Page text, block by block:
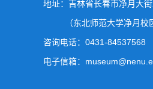
地址：吉林省长春市净月大
（东北师范大学净月校区
咨询电话：0431-84537568
电子信箱：